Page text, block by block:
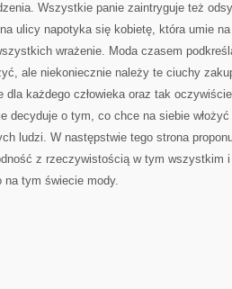
Wszystkie panie zaintryguje też
ulicy napotyka się kobietę, która umie
wrażenie. Moda czasem
ale niekoniecznie należy te ciuchy
każdego człowieka oraz tak
decyduje o tym, co chce na siebie włożyć
ludzi. W następstwie tego strona
z rzeczywistością w tym wszystkim
tym świecie mody.